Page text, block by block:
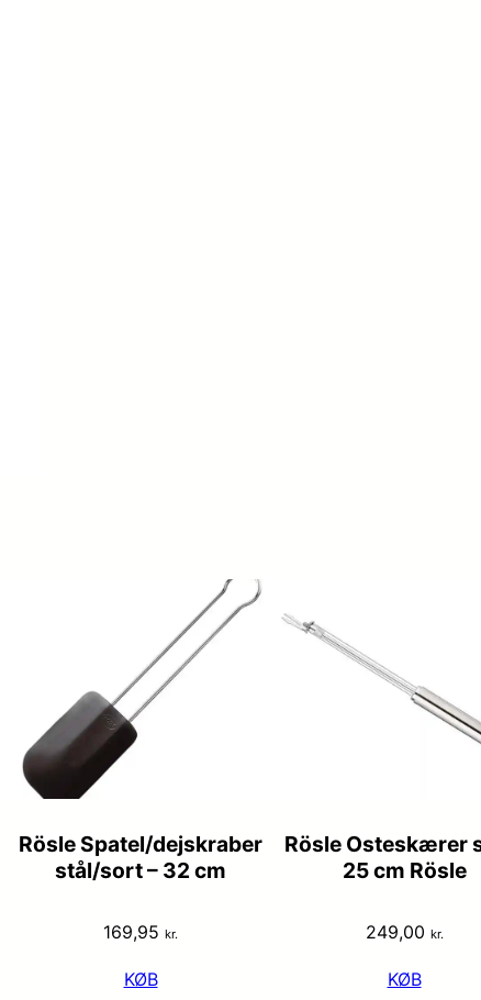
Rösle Spatel/dejskraber
stål/sort – 32 cm
169,95 kr.
KØB
Rösle Osteskærer
25 cm Rösle
249,00 kr.
KØB